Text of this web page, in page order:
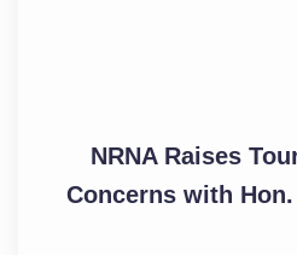
NRNA Raises
Concerns with